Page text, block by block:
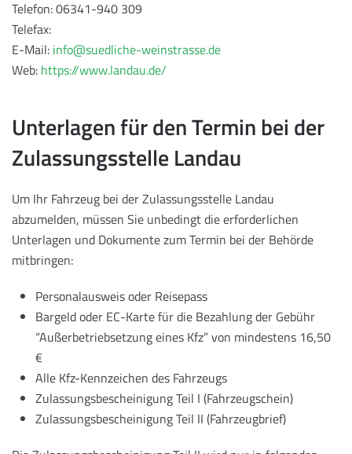
Telefon: 06341-940 309
Telefax:
E-Mail: info@suedliche-weinstrasse.de
Web: https://www.landau.de/
Unterlagen für den Termin bei der
Zulassungsstelle Landau
Um Ihr Fahrzeug bei der Zulassungsstelle Landau
abzumelden, müssen Sie unbedingt die erforderlichen
Unterlagen und Dokumente zum Termin bei der Behörde
mitbringen:
Personalausweis oder Reisepass
Bargeld oder EC-Karte für die Bezahlung der Gebühr
“Außerbetriebsetzung eines Kfz” von mindestens 16,50
€
Alle Kfz-Kennzeichen des Fahrzeugs
Zulassungsbescheinigung Teil I (Fahrzeugschein)
Zulassungsbescheinigung Teil II (Fahrzeugbrief)